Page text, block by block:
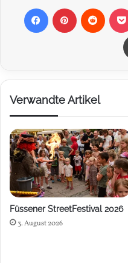
Facebook Pinterest Reddit
Verwandte Artikel
Füssener StreetFestival 2026
3. August 2026